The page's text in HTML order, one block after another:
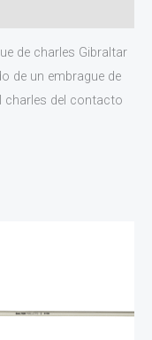
de charles Gibraltar
de un embrague de
charles del contacto